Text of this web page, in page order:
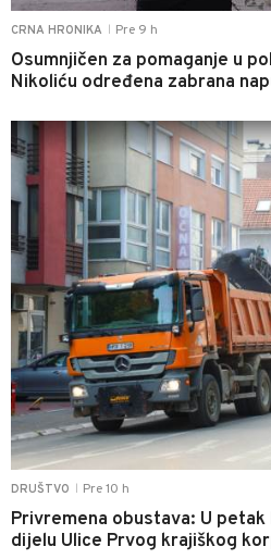
CRNA HRONIKA Pre 9 h
Osumnjičen za pomaganje u
Nikoliću određena zabrana
DRUŠTVO Pre 10 h
Privremena obustava: U
dijelu Ulice Prvog krajiškog